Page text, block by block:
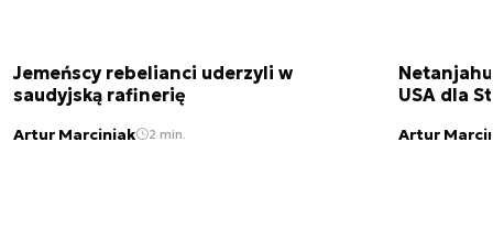
Jemeńscy rebelianci uderzyli w
saudyjską rafinerię
Artur Marciniak 2 min.
USA dla
Artur